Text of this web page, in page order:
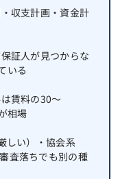
収支計画・資金計
証人が見つからな
いる
賃料の30〜
相場
しい）・協会系
査落ちでも別の種